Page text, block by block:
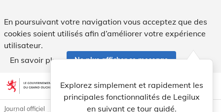
En poursuivant votre navigation vous acceptez que des
cookies soient utilisés afin d’améliorer votre expérience
utilisateur.
En savoir plus
Ne plus afficher ce message
Aller au contenu account_circle help Aide
Explorez simplement et rapidement les
principales fonctionnalités de Legilux
en suivant ce tour guidé.
light_mode dark_mode
Journal officiel